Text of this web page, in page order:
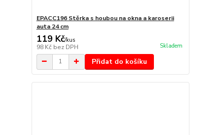
EPACC196 Stěrka s houbou na okna a karoserii
auta 24 cm
119 Kč/kus
98 Kč bez DPH Skladem
Přidat do košíku